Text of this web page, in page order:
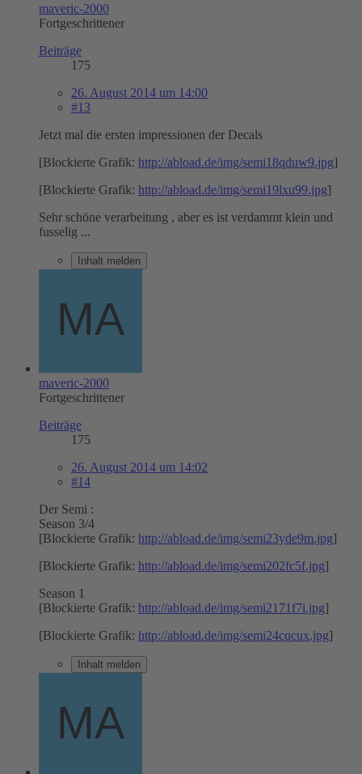
maveric-2000
Fortgeschrittener
Beiträge
175
26. August 2014 um 14:00
#13
Jetzt mal die ersten impressionen der Decals
[Blockierte Grafik: http://abload.de/img/semi18qduw9.jpg]
[Blockierte Grafik: http://abload.de/img/semi19lxu99.jpg]
Sehr schöne verarbeitung , aber es ist verdammt klein und
fusselig ...
Inhalt melden
maveric-2000
Fortgeschrittener
Beiträge
175
26. August 2014 um 14:02
#14
Der Semi :
Season 3/4
[Blockierte Grafik: http://abload.de/img/semi23yde9m.jpg]
[Blockierte Grafik: http://abload.de/img/semi202fc5f.jpg]
Season 1
[Blockierte Grafik: http://abload.de/img/semi2171f7i.jpg]
[Blockierte Grafik: http://abload.de/img/semi24cqcux.jpg]
Inhalt melden